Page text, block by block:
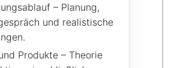
– Planung,
und realistische
Produkte – Theorie